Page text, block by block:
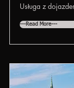
Usługa z
---Read More---